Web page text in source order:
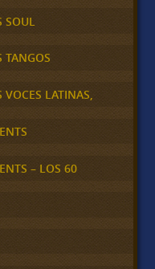
LATINAS,
– LOS 60